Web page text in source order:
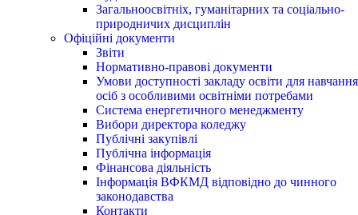
Загальноосвітніх, гуманітарних та соціально-
природничих дисциплін
Офіційні документи
Звіти
Нормативно-правові документи
Умови доступності закладу освіти для навчання
осіб з особливими освітніми потребами
Система енергетичного менеджменту
Вибори директора коледжу
Публічні закупівлі
Публічна інформація
Фінансова діяльність
Інформація ВФКМД відповідно до чинного
законодавства
Контакти